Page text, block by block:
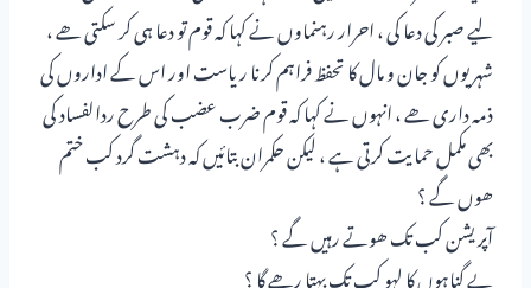
لیے صبر کی دعا کی ، احرار رہنماوں نے کہا کہ قوم تو دعا ہی کر سکتی ھے ،
شہریوں کو جان و مال کا تحفظ فراہم کرنا ریاست اور اس کے اداروں کی
ذمہ داری ھے ، انہوں نے کہا کہ قوم ضرب عضب کی طرح ردالفساد کی
بھی مکمل حمایت کرتی ہے ، لیکن حکمران بتائیں کہ دہشت گرد کب ختم
ھوں گے ؟
آپریشن کب تک ھوتے رہیں گے ؟
بے گناہوں کا لہو کب تک بہتا رھے گا ؟